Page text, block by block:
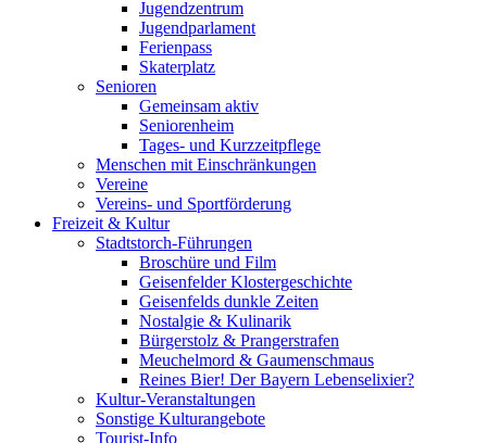
Jugendzentrum
Jugendparlament
Ferienpass
Skaterplatz
Senioren
Gemeinsam aktiv
Seniorenheim
Tages- und Kurzzeitpflege
Menschen mit Einschränkungen
Vereine
Vereins- und Sportförderung
Freizeit & Kultur
Stadtstorch-Führungen
Broschüre und Film
Geisenfelder Klostergeschichte
Geisenfelds dunkle Zeiten
Nostalgie & Kulinarik
Bürgerstolz & Prangerstrafen
Meuchelmord & Gaumenschmaus
Reines Bier! Der Bayern Lebenselixier?
Kultur-Veranstaltungen
Sonstige Kulturangebote
Tourist-Info